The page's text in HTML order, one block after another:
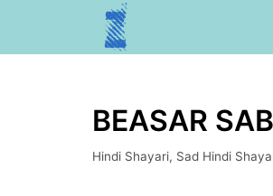
BEASAR
Hindi Shayari, Sad Hindi